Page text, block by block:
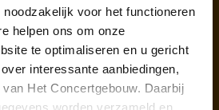
voor het functioneren
helpen ons om onze
te optimaliseren en u gericht
interessante aanbiedingen,
Het Concertgebouw. Daarbij
worden verzameld en
NV i.s.m. De Groene
6